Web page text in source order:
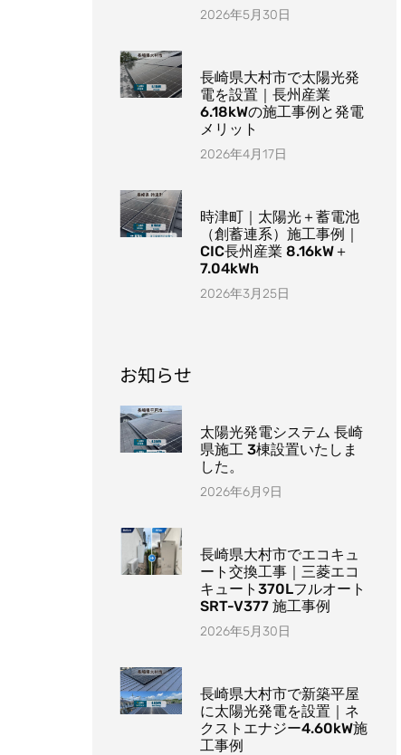
2026年5月30日
長崎県大村市で太陽光発
電を設置｜長州産業
6.18kWの施工事例と発電
メリット
2026年4月17日
時津町｜太陽光＋蓄電池
（創蓄連系）施工事例｜
CIC長州産業 8.16kW＋
7.04kWh
2026年3月25日
お知らせ
太陽光発電システム 長崎
県施工 3棟設置いたしま
した。
2026年6月9日
長崎県大村市でエコキュ
ート交換工事｜三菱エコ
キュート370Lフルオート
SRT-V377 施工事例
2026年5月30日
長崎県大村市で新築平屋
に太陽光発電を設置｜ネ
クストエナジー4.60kW施
工事例